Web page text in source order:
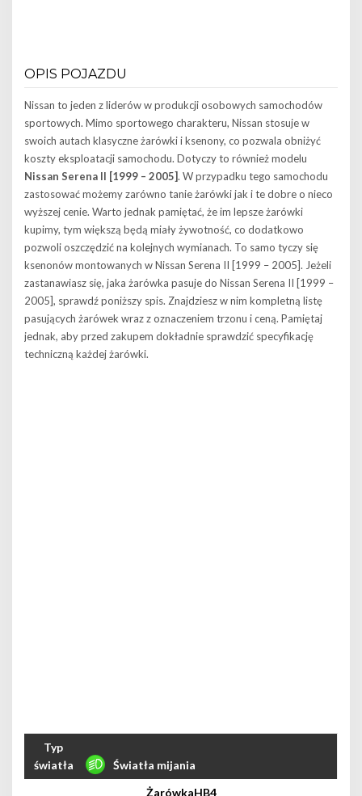
OPIS POJAZDU
Nissan to jeden z liderów w produkcji osobowych samochodów
sportowych. Mimo sportowego charakteru, Nissan stosuje w
swoich autach klasyczne żarówki i ksenony, co pozwala obniżyć
koszty eksploatacji samochodu. Dotyczy to również modelu
Nissan Serena II [1999 – 2005]. W przypadku tego samochodu
zastosować możemy zarówno tanie żarówki jak i te dobre o nieco
wyższej cenie. Warto jednak pamiętać, że im lepsze żarówki
kupimy, tym większą będą miały żywotność, co dodatkowo
pozwoli oszczędzić na kolejnych wymianach. To samo tyczy się
ksenonów montowanych w Nissan Serena II [1999 – 2005]. Jeżeli
zastanawiasz się, jaka żarówka pasuje do Nissan Serena II [1999 –
2005], sprawdź poniższy spis. Znajdziesz w nim kompletną listę
pasujących żarówek wraz z oznaczeniem trzonu i ceną. Pamiętaj
jednak, aby przed zakupem dokładnie sprawdzić specyfikację
techniczną każdej żarówki.
Światła mijania
HB4